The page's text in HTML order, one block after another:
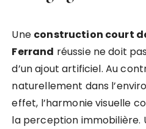
Une construction court
Ferrand réussie ne doit
d’un ajout artificiel. Au
naturellement dans
effet, l’harmonie visuelle
la perception immobilière.